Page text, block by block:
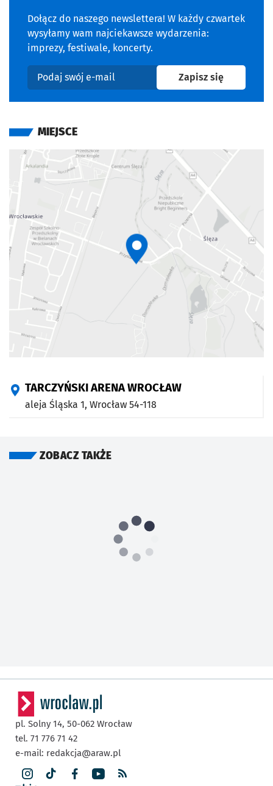
Dołącz do naszego newslettera! W każdy czwartek
wysyłamy wam najciekawsze wydarzenia:
imprezy, festiwale, koncerty.
Podaj swój e-mail
Zapisz sięna
MIEJSCE
TARCZYŃSKI ARENA WROCŁAW
aleja Śląska 1, Wrocław 54-118
ZOBACZ TAKŻE
pl. Solny 14, 50-062 Wrocław
tel. 71 776 71 42
e-mail: redakcja@araw.pl